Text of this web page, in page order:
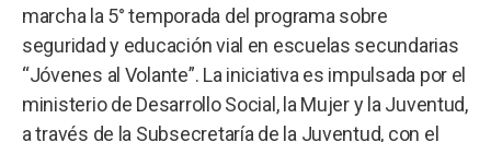
marcha la 5° temporada del programa sobre
seguridad y educación vial en escuelas secundarias
“Jóvenes al Volante”. La iniciativa es impulsada por el
ministerio de Desarrollo Social, la Mujer y la Juventud,
a través de la Subsecretaría de la Juventud, con el